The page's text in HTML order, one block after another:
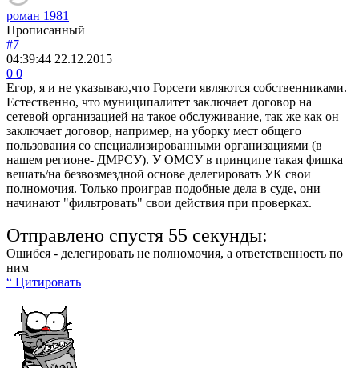
роман 1981
Прописанный
#7
04:39:44 22.12.2015
0 0
Егор, я и не указываю,что Горсети являются собственниками.
Естественно, что муниципалитет заключает договор на
сетевой организацией на такое обслуживание, так же как он
заключает договор, например, на уборку мест общего
пользования со специализированными организациями (в
нашем регионе- ДМРСУ). У ОМСУ в принципе такая фишка
вешать/на безвозмездной основе делегировать УК свои
полномочия. Только проиграв подобные дела в суде, они
начинают "фильтровать" свои действия при проверках.
Отправлено спустя 55 секунды:
Ошибся - делегировать не полномочия, а ответственность по
ним
“ Цитировать